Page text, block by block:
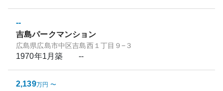
--
吉島パークマンション
広島県広島市中区吉島西１丁目９−３
1970年1月築 --
2,139万円 〜